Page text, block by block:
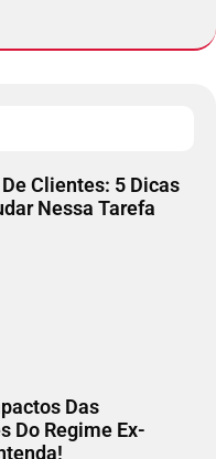
Clientes: 5 Dicas
Nessa Tarefa
Das
Do Regime Ex-